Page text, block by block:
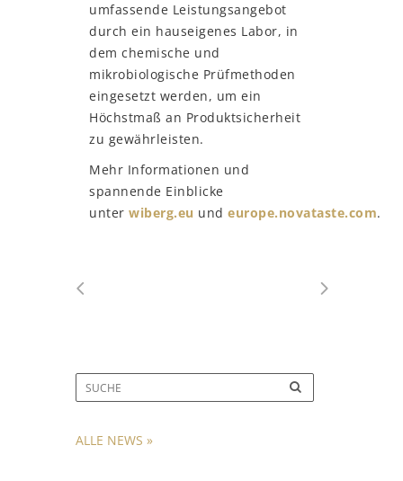
umfassende Leistungsangebot
durch ein hauseigenes Labor, in
dem chemische und
mikrobiologische Prüfmethoden
eingesetzt werden, um ein
Höchstmaß an Produktsicherheit
zu gewährleisten.
Mehr Informationen und
spannende Einblicke
unter wiberg.eu und europe.novataste.com.
ALLE NEWS »